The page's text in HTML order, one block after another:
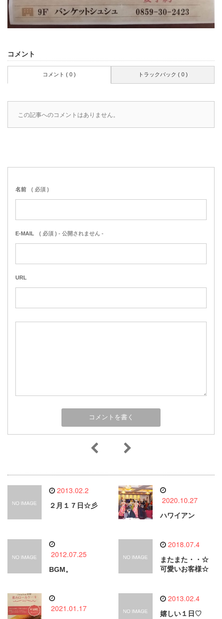
コメント
コメント ( 0 ) トラックバック ( 0 )
この記事へのコメントはありません。
名前 ( 必須 )
E-MAIL ( 必須 ) - 公開されません -
URL
2013.02.2
２月１７日☆彡
2020.10.27
ハワイアン
2012.07.25
BGM。
2018.07.4
またまた・・☆
可愛いお客様☆
2021.01.17
2013.02.4
嬉しい１日♡